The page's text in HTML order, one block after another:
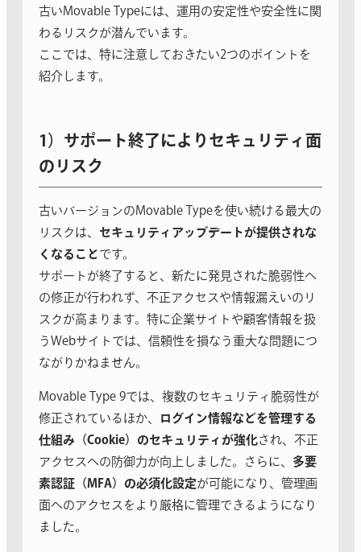
古いMovable Typeには、運用の安定性や安全性に関
わるリスクが潜んでいます。
ここでは、特に注意しておきたい2つのポイントを
紹介します。
1）サポート終了によりセキュリティ面
のリスク
古いバージョンのMovable Typeを使い続ける最大の
リスクは、 セキュリティアップデートが提供されな
くなること です。
サポートが終了すると、新たに発見された脆弱性へ
の修正が行われず、不正アクセスや情報漏えいのリ
スクが高まります。特に企業サイトや顧客情報を扱
うWebサイトでは、信頼性を損なう重大な問題につ
ながりかねません。
Movable Type 9では、複数のセキュリティ脆弱性が
修正されているほか、
ログイン情報などを管理する
仕組み（Cookie）のセキュリティが強化され、不正
アクセスへの防御力が向上しました。さらに、 多要
素認証（MFA）の必須化設定が可能になり、管理画
面へのアクセスをより厳格に管理できるようになり
ました。